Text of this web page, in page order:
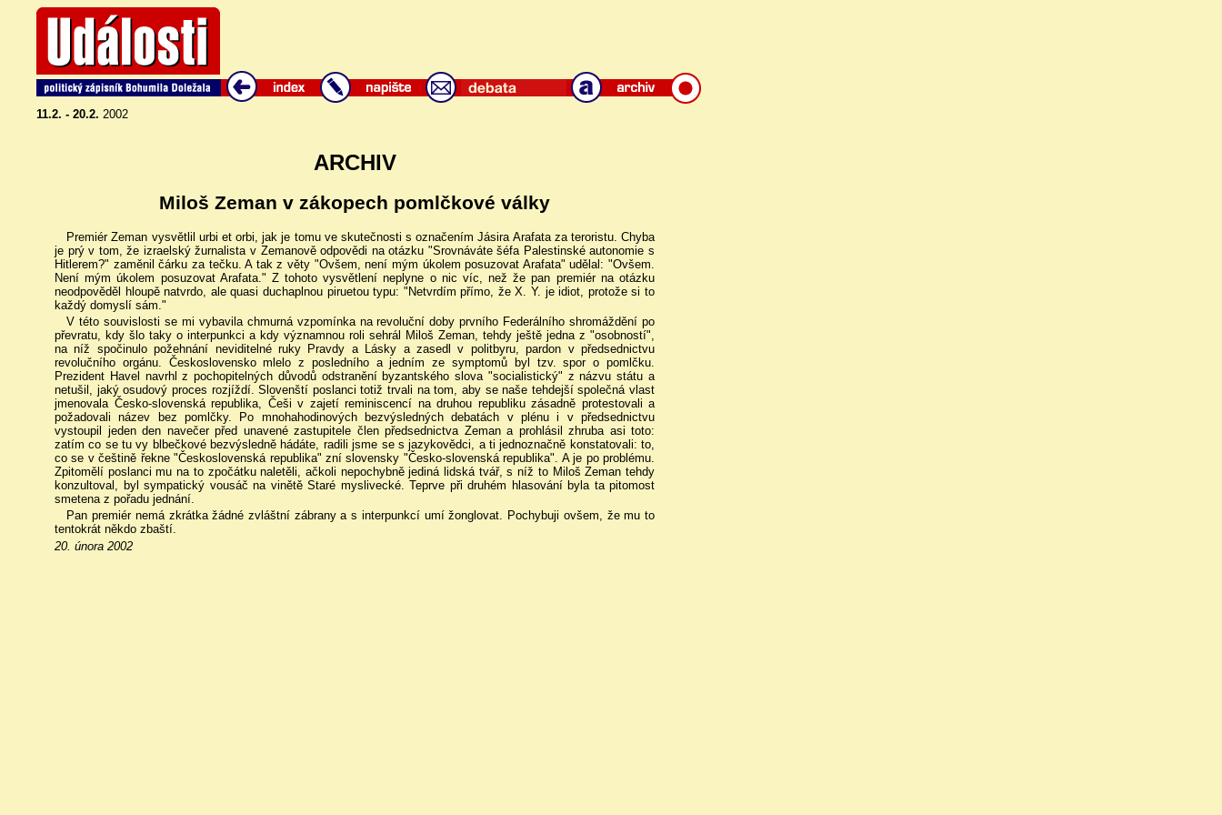
11.2. - 20.2. 2002
ARCHIV
Miloš Zeman v zákopech pomlčkové války
Premiér Zeman vysvětlil urbi et orbi, jak je tomu ve skutečnosti s označením Jásira Arafata za teroristu. Chyba
je prý v tom, že izraelský žurnalista v Zemanově odpovědi na otázku "Srovnáváte šéfa Palestinské autonomie s
Hitlerem?" zaměnil čárku za tečku. A tak z věty "Ovšem, není mým úkolem posuzovat Arafata" udělal: "Ovšem.
Není mým úkolem posuzovat Arafata." Z tohoto vysvětlení neplyne o nic víc, než že pan premiér na otázku
neodpověděl hloupě natvrdo, ale quasi duchaplnou piruetou typu: "Netvrdím přímo, že X. Y. je idiot, protože si to
každý domyslí sám."
V této souvislosti se mi vybavila chmurná vzpomínka na revoluční doby prvního Federálního shromáždění po
převratu, kdy šlo taky o interpunkci a kdy významnou roli sehrál Miloš Zeman, tehdy ještě jedna z "osobností",
na níž spočinulo požehnání neviditelné ruky Pravdy a Lásky a zasedl v politbyru, pardon v předsednictvu
revolučního orgánu. Československo mlelo z posledního a jedním ze symptomů byl tzv. spor o pomlčku.
Prezident Havel navrhl z pochopitelných důvodů odstranění byzantského slova "socialistický" z názvu státu a
netušil, jaký osudový proces rozjíždí. Slovenští poslanci totiž trvali na tom, aby se naše tehdejší společná vlast
jmenovala Česko-slovenská republika, Češi v zajetí reminiscencí na druhou republiku zásadně protestovali a
požadovali název bez pomlčky. Po mnohahodinových bezvýsledných debatách v plénu i v předsednictvu
vystoupil jeden den navečer před unavené zastupitele člen předsednictva Zeman a prohlásil zhruba asi toto:
zatím co se tu vy blbečkové bezvýsledně hádáte, radili jsme se s jazykovědci, a ti jednoznačně konstatovali: to,
co se v češtině řekne "Československá republika" zní slovensky "Česko-slovenská republika". A je po problému.
Zpitomělí poslanci mu na to zpočátku naletěli, ačkoli nepochybně jediná lidská tvář, s níž to Miloš Zeman tehdy
konzultoval, byl sympatický vousáč na vinětě Staré myslivecké. Teprve při druhém hlasování byla ta pitomost
smetena z pořadu jednání.
Pan premiér nemá zkrátka žádné zvláštní zábrany a s interpunkcí umí žonglovat. Pochybuji ovšem, že mu to
tentokrát někdo zbaští.
20. února 2002